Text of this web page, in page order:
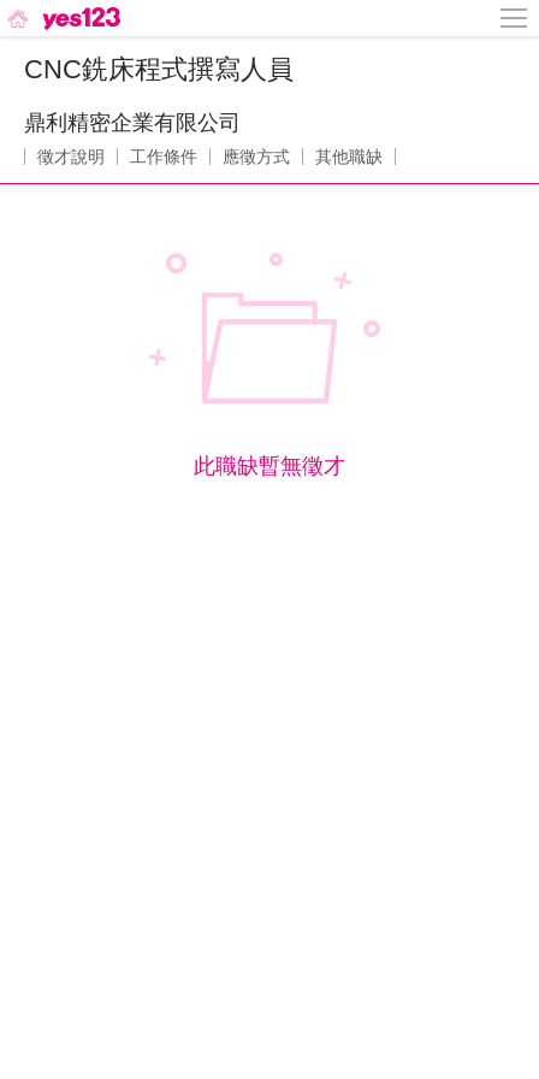
CNC銑床程式撰寫人員
鼎利精密企業有限公司
徵才說明 工作條件 應徵方式 其他職缺
此職缺暫無徵才